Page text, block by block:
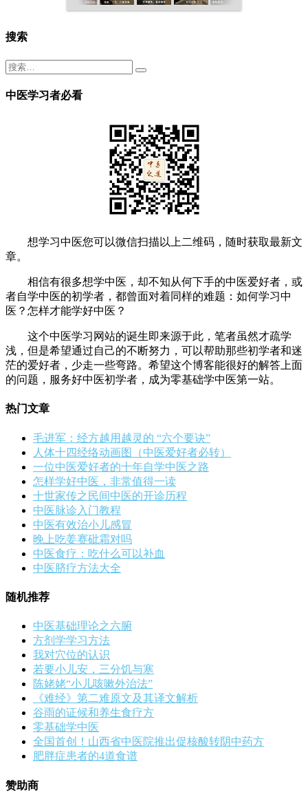
搜索
中医学习者必看
想学习中医您可以微信扫描以上二维码，随时获取最新文
章。
相信有很多想学中医，却不知从何下手的中医爱好者，或
者自学中医的初学者，都曾面对着同样的难题：如何学习中
医？怎样才能学好中医？
这个中医学习网站的诞生即来源于此，笔者虽然才疏学
浅，但是希望通过自己的不断努力，可以帮助那些初学者和迷
茫的爱好者，少走一些弯路。希望这个博客能很好的解答上面
的问题，服务好中医初学者，成为零基础学中医第一站。
热门文章
毛进军：经方越用越灵的 “六个要诀”
人体十四经络动画图（中医爱好者必转）
一位中医爱好者的十年自学中医之路
怎样学好中医，非常值得一读
十世家传之民间中医的开诊历程
中医脉诊入门教程
中医有效治小儿感冒
晚上吃姜赛砒霜对吗
中医食疗：吃什么可以补血
中医脐疗方法大全
随机推荐
中医基础理论之六腑
方剂学学习方法
我对穴位的认识
若要小儿安，三分饥与寒
陈姥姥“小儿咳嗽外治法”
《难经》第二难原文及其译文解析
谷雨的证候和养生食疗方
零基础学中医
全国首创！山西省中医院推出促核酸转阴中药方
肥胖症患者的4道食谱
赞助商